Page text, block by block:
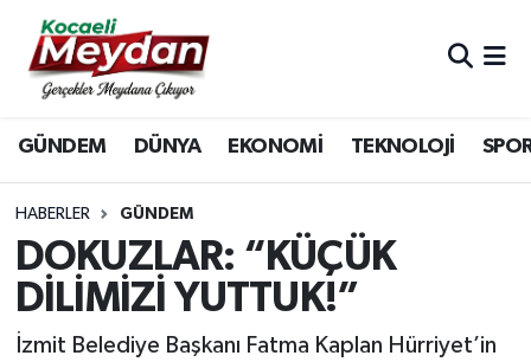
GÜNDEM DÜNYA EKONOMİ TEKNOLOJİ
HABERLER GÜNDEM
DOKUZLAR: “KÜÇÜK
DİLİMİZİ YUTTUK!”
İzmit Belediye Başkanı Fatma Kaplan Hürriyet’in
Nöbetçi Eczaneler
Hava Durumu
Trafik Durumu
Süper Lig Puan Durumu ve Fikstür